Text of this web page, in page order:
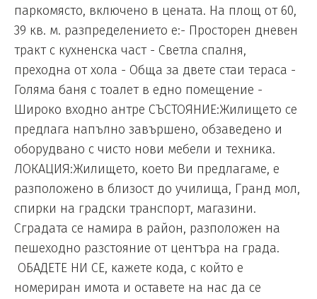
паркомясто, включено в цената. На площ от 60,
39 кв. м. разпределението е:- Просторен дневен
тракт с кухненска част - Светла спалня,
преходна от хола - Обща за двете стаи тераса -
Голяма баня с тоалет в едно помещение -
Широко входно антре СЪСТОЯНИЕ:Жилището се
предлага напълно завършено, обзаведено и
оборудвано с чисто нови мебели и техника.
ЛОКАЦИЯ:Жилището, което Ви предлагаме, е
разположено в близост до училища, Гранд мол,
спирки на градски транспорт, магазини.
Сградата се намира в район, разположен на
пешеходно разстояние от центъра на града.
ОБАДЕТЕ НИ СЕ, кажете кода, с който е
номериран имота и оставете на нас да се